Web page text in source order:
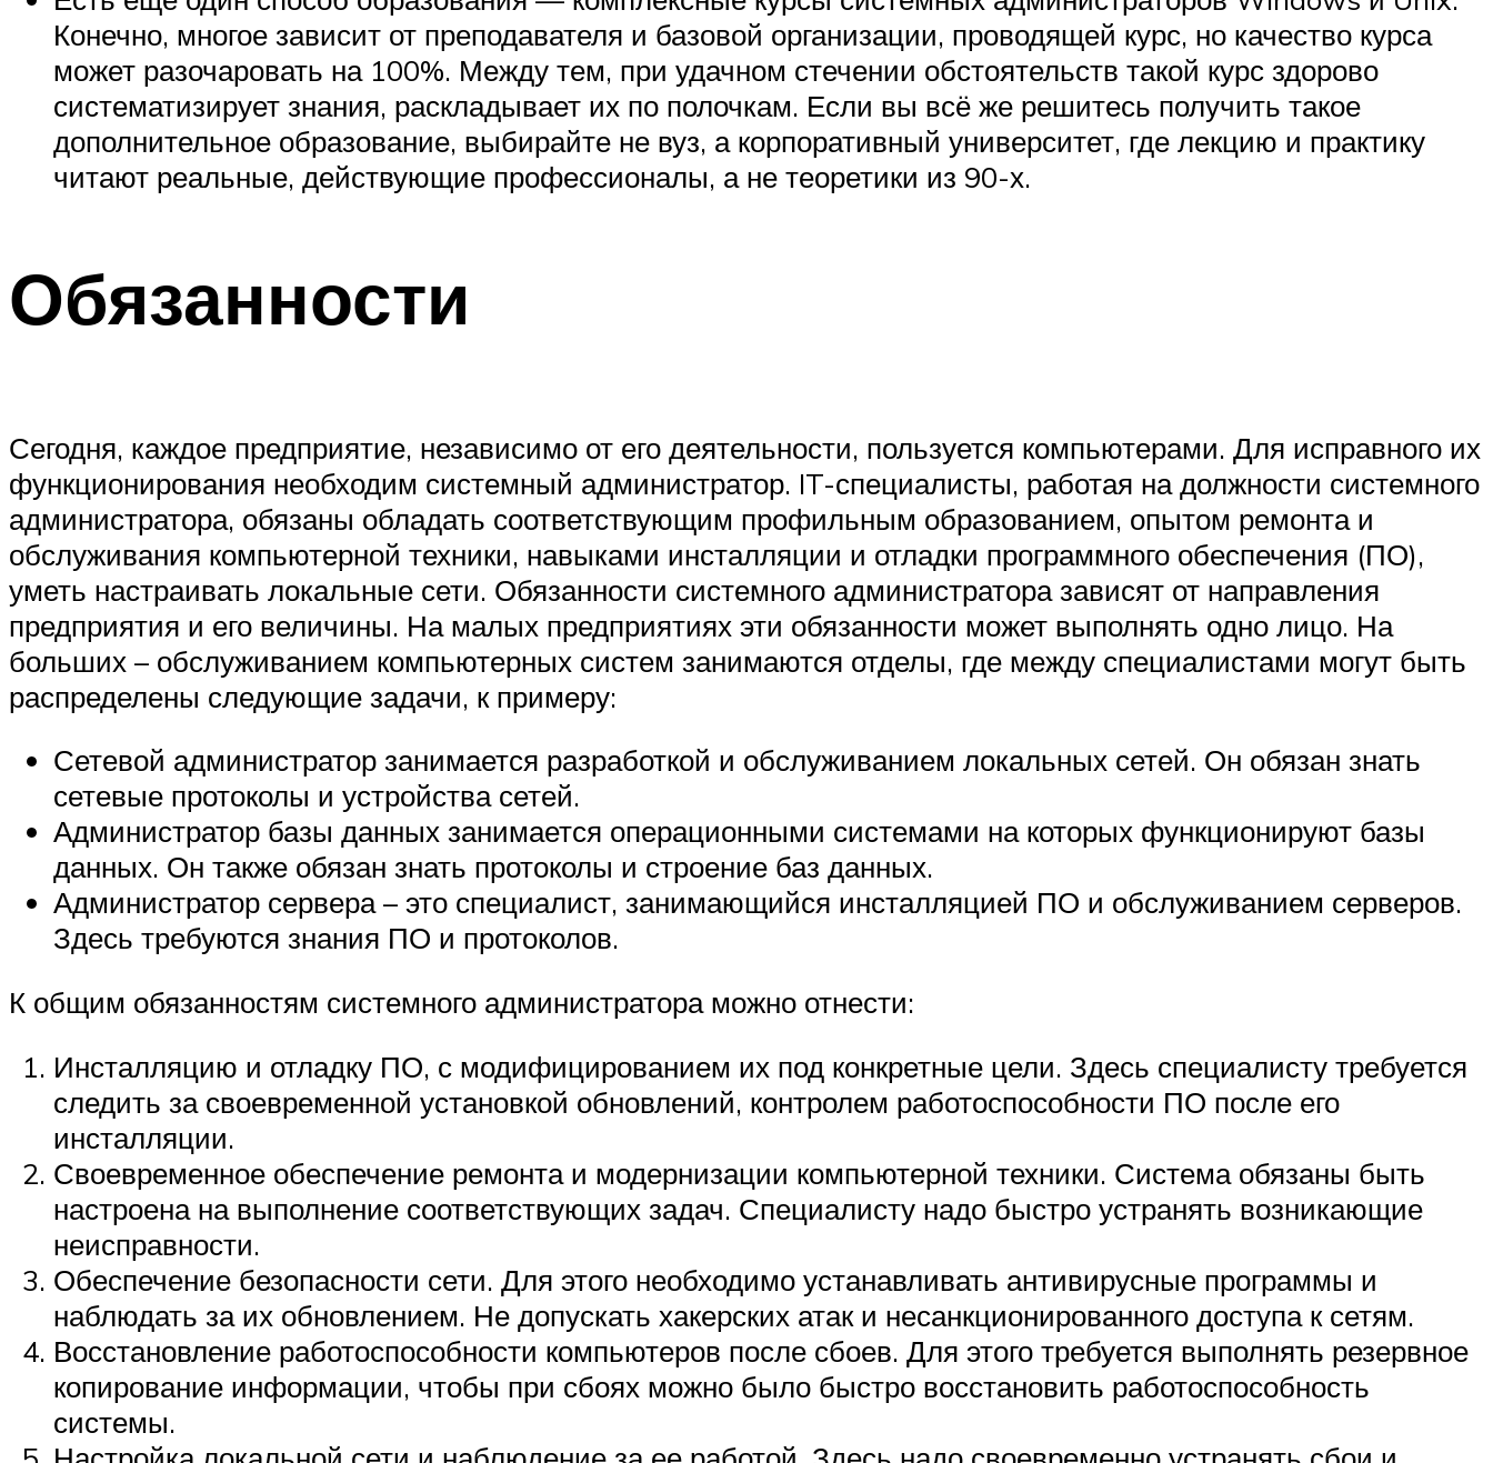
Конечно, многое зависит от преподавателя и базовой организации, проводящей курс, но качество курса
может разочаровать на 100%. Между тем, при удачном стечении обстоятельств такой курс здорово
систематизирует знания, раскладывает их по полочкам. Если вы всё же решитесь получить такое
дополнительное образование, выбирайте не вуз, а корпоративный университет, где лекцию и практику
читают реальные, действующие профессионалы, а не теоретики из 90-х.
Обязанности
Сегодня, каждое предприятие, независимо от его деятельности, пользуется компьютерами. Для исправного их
функционирования необходим системный администратор. IT-специалисты, работая на должности системного
администратора, обязаны обладать соответствующим профильным образованием, опытом ремонта и
обслуживания компьютерной техники, навыками инсталляции и отладки программного обеспечения (ПО),
уметь настраивать локальные сети. Обязанности системного администратора зависят от направления
предприятия и его величины. На малых предприятиях эти обязанности может выполнять одно лицо. На
больших – обслуживанием компьютерных систем занимаются отделы, где между специалистами могут быть
распределены следующие задачи, к примеру:
Сетевой администратор занимается разработкой и обслуживанием локальных сетей. Он обязан знать
сетевые протоколы и устройства сетей.
Администратор базы данных занимается операционными системами на которых функционируют базы
данных. Он также обязан знать протоколы и строение баз данных.
Администратор сервера – это специалист, занимающийся инсталляцией ПО и обслуживанием серверов.
Здесь требуются знания ПО и протоколов.
К общим обязанностям системного администратора можно отнести:
Инсталляцию и отладку ПО, с модифицированием их под конкретные цели. Здесь специалисту требуется
следить за своевременной установкой обновлений, контролем работоспособности ПО после его
инсталляции.
Своевременное обеспечение ремонта и модернизации компьютерной техники. Система обязаны быть
настроена на выполнение соответствующих задач. Специалисту надо быстро устранять возникающие
неисправности.
Обеспечение безопасности сети. Для этого необходимо устанавливать антивирусные программы и
наблюдать за их обновлением. Не допускать хакерских атак и несанкционированного доступа к сетям.
Восстановление работоспособности компьютеров после сбоев. Для этого требуется выполнять резервное
копирование информации, чтобы при сбоях можно было быстро восстановить работоспособность
системы.